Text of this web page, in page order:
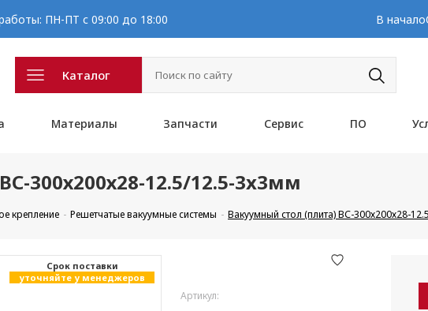
ПН-ПТ с 09:00 до 18:00 В начало
Каталог
Материалы Запчасти Сервис ПО
300х200х28-12.5/12.5-3x3мм
крепление Решетчатые вакуумные системы Вакуумный стол (плита) ВС-300х200х28-
Cрок поставки
уточняйте у менеджеров
Артикул: